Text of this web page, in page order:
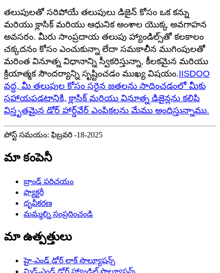
తలుపులతో సరిపోయే తలుపులు డిజైన్ కోసం ఒక కన్ను
మరియు క్లాసిక్ మరియు ఆధునిక అంశాల యొక్క అవగాహన
అవసరం. మీరు సాంప్రదాయ తలుపు హ్యాండిల్స్‌తో కలకాలం
చక్కదనం కోసం ఎంచుకున్నా లేదా సమకాలీన ముగింపులతో
మరింత వినూత్న విధానాన్ని స్వీకరిస్తున్నా, కీలకమైన మరియు
క్రియాత్మక సౌందర్యాన్ని సృష్టించడం ముఖ్య విషయం.IISDOO
వద్ద, మీ తలుపుల కోసం సరైన జతలను సాధించడంలో మీకు
సహాయపడటానికి, క్లాసిక్ మరియు వినూత్న డిజైన్లను కలిపి
విస్తృతమైన డోర్ హార్డ్‌వేర్ ఎంపికలను మేము అందిస్తున్నాము.
పోస్ట్ సమయం: ఫిబ్రవరి -18-2025
మా కంపెనీ
బ్రాండ్ పరిచయం
ఫ్యాక్టరీ
ధృవీకరణ
మమ్మల్ని సంప్రదించండి
మా ఉత్పత్తులు
హై-ఎండ్ డోర్ లాక్ సొల్యూషన్స్
మిడ్-ఎండ్ డోర్ హ్యాండిల్ సొల్యూషన్స్